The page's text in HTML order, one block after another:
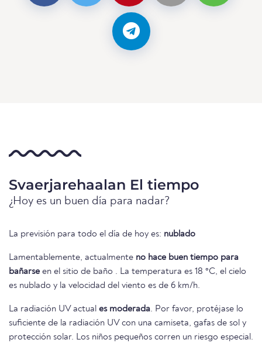
Svaerjarehaalan El tiempo
¿Hoy es un buen día para nadar?
La previsión para todo el día de hoy es: nublado
Lamentablemente, actualmente no hace buen tiempo para
bañarse en el sitio de baño . La temperatura es 18 °C, el cielo
es nublado y la velocidad del viento es de 6 km/h.
La radiación UV actual es moderada. Por favor, protéjase lo
suficiente de la radiación UV con una camiseta, gafas de sol y
protección solar. Los niños pequeños corren un riesgo especial.